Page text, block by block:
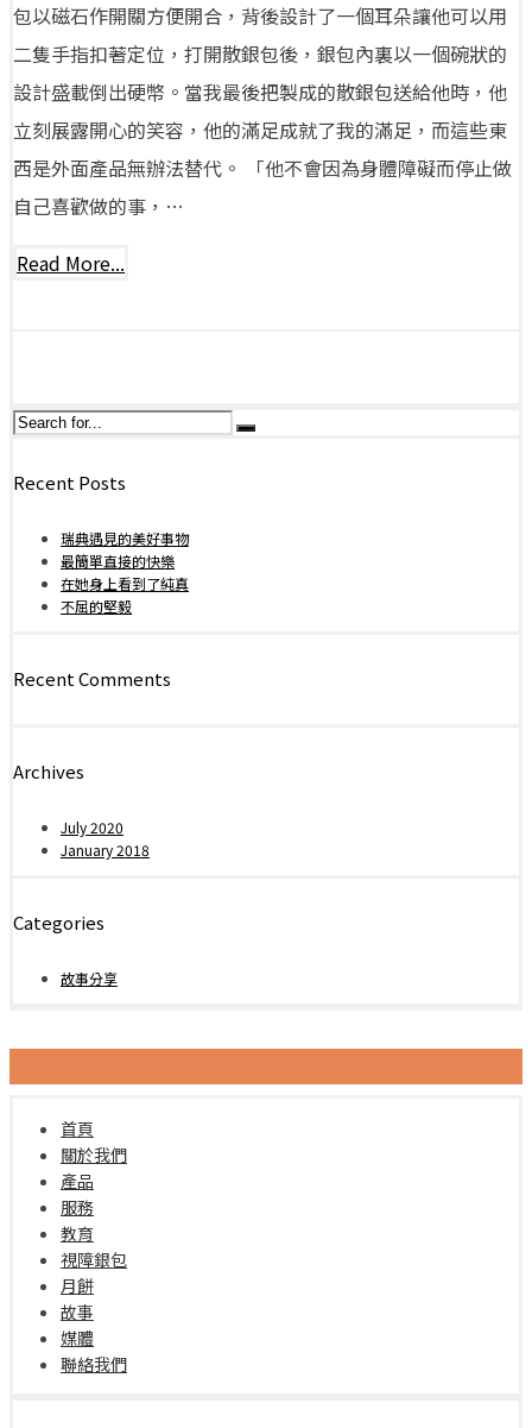
包以磁石作開關方便開合，背後設計了一個耳朵讓他可以用
二隻手指扣著定位，打開散銀包後，銀包內裏以一個碗狀的
設計盛載倒出硬幣。當我最後把製成的散銀包送給他時，他
立刻展露開心的笑容，他的滿足成就了我的滿足，而這些東
西是外面產品無辦法替代。 「他不會因為身體障礙而停止做
自己喜歡做的事，…
Read More...
Recent Posts
瑞典遇見的美好事物
最簡單直接的快樂
在她身上看到了純真
不屈的堅毅
Recent Comments
Archives
July 2020
January 2018
Categories
故事分享
首頁
關於我們
產品
服務
教育
視障銀包
月餅
故事
媒體
聯絡我們